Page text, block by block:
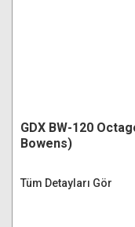
GDX BW-120
Bowens)
Tüm Detayları Gör